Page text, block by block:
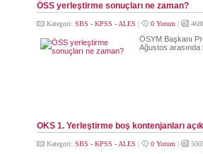
ÖSS yerleştirme sonuçları ne zaman?
Kategori: SBS - KPSS - ALES | 0 Yorum |
ÖSYM Başkanı
Ağustos arasında
OKS 1. Yerleştirme boş kontenjanları
Kategori: SBS - KPSS - ALES | 0 Yorum |